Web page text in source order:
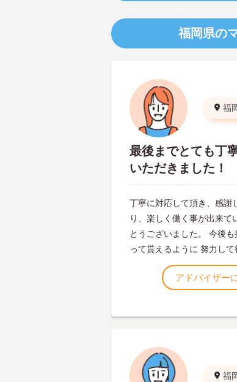
福岡県の
福
最後までとても丁
いただきました！
丁寧に対応して頂き、感謝
り、楽しく働く事が出来て
とうございました。 今後
って貰えるように 努力して
アドバイザー
福